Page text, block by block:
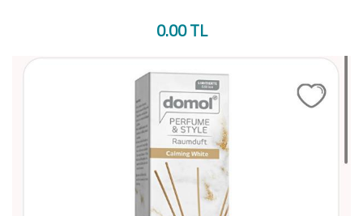
0.00 TL